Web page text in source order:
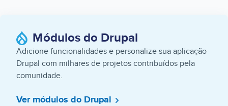
Módulos do Drupal
Adicione funcionalidades e personalize sua aplicação
Drupal com milhares de projetos contribuídos pela
comunidade.
Ver módulos do Drupal